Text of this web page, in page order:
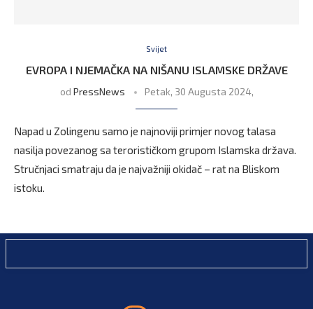
Svijet
EVROPA I NJEMAČKA NA NIŠANU ISLAMSKE DRŽAVE
od PressNews Petak, 30 Augusta 2024,
Napad u Zolingenu samo je najnoviji primjer novog talasa
nasilja povezanog sa terorističkom grupom Islamska država.
Stručnjaci smatraju da je najvažniji okidač – rat na Bliskom
istoku.